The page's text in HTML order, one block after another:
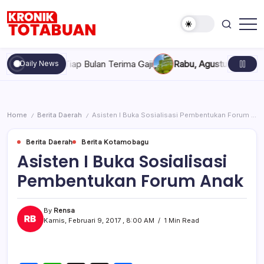
content
Totabuan
hari
ini
Kronik
Daily News
Terima Gaji Rabu, Agustus 5, 2026 , 7:30 AMPertamina
Home / Berita Daerah / Asisten I Buka Sosialisasi Pembentukan Forum Anak
Berita Daerah Berita Kotamobagu
Asisten I Buka Sosialisasi
Pembentukan Forum Anak
By Rensa
Kamis, Februari 9, 2017 , 8:00 AM
1 Min Read